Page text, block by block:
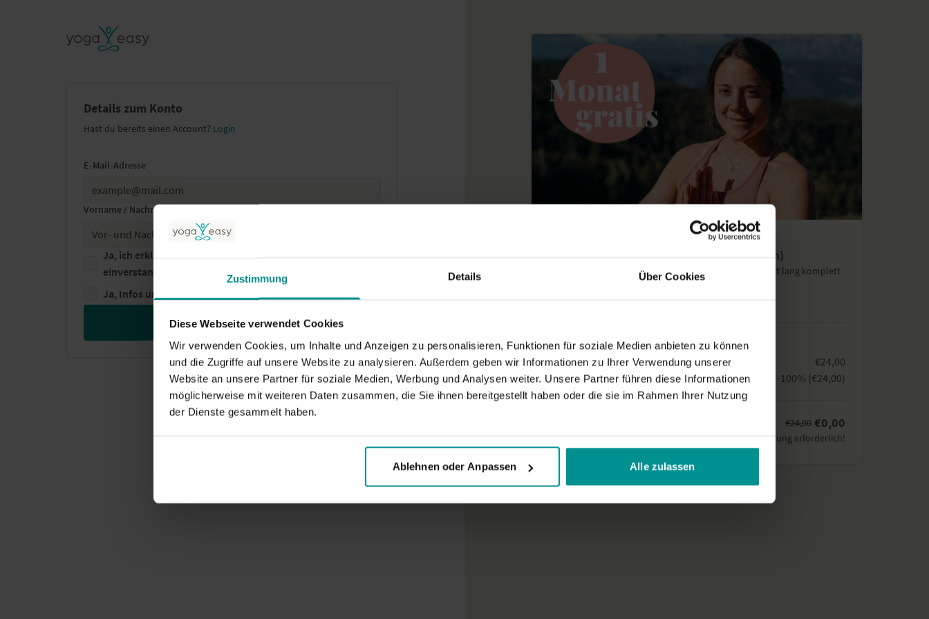
Zustimmung Details Über Cookies
Diese Webseite verwendet Cookies
Wir verwenden Cookies, um Inhalte und Anzeigen zu personalisieren, Funktionen für soziale Medien anbieten zu können
und die Zugriffe auf unsere Website zu analysieren. Außerdem geben wir Informationen zu Ihrer Verwendung unserer
Website an unsere Partner für soziale Medien, Werbung und Analysen weiter. Unsere Partner führen diese Informationen
möglicherweise mit weiteren Daten zusammen, die Sie ihnen bereitgestellt haben oder die sie im Rahmen Ihrer Nutzung
der Dienste gesammelt haben.
Ablehnen oder Anpassen Alle zulassen
Details zum Konto
Hast du bereits einen Account? Login
E-Mail-Adresse
Vorname / Nachname
Ja, ich erkläre mich mit denGeschäftsbedingungen
einverstanden
Ja, Infos und Updates per Newsletter erhalten
Kostenlos ausprobieren
Classic - 1 Monat gratis (endet automatisch)
Nutze die Videos und Programme von YogaEasy 1 Monat lang komplett
Bestellübersicht
Zwischensumme
€24,00
Gutschein
TEACHER-NADEEN-MIRZA -100% (€24,00)
€24,00 €0,00
Keine Zahlung erforderlich!